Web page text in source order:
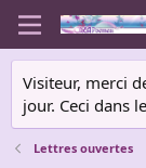
Visiteur, merci
jour. Ceci dans
Lettres ouvertes